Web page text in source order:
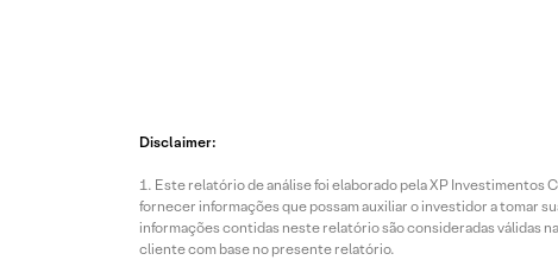
Disclaimer:
Este relatório de análise foi elaborado pela XP Investimentos
fornecer informações que possam auxiliar o investidor a tomar
informações contidas neste relatório são consideradas válidas
cliente com base no presente relatório.